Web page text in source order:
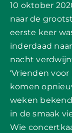
10 oktober
naar de
eerste keer
inderdaad
nacht
‘Vrienden
komen
weken
in de smaak
Wie